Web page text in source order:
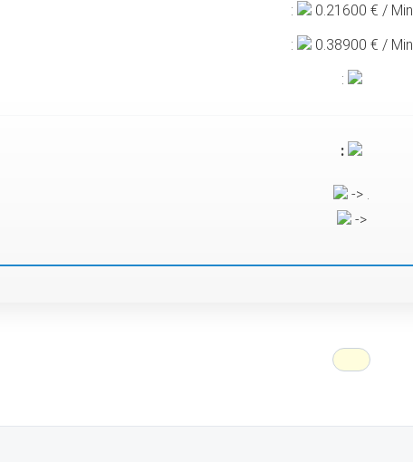
:
0.21600 € / Min
:
0.38900 € / Min
:
:
-> .
->